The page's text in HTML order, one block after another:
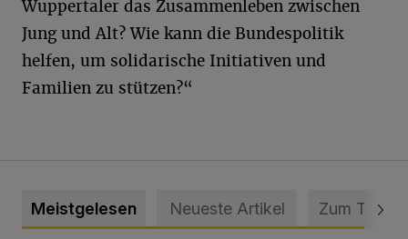
Wuppertaler das Zusammenleben zwischen
Jung und Alt? Wie kann die Bundespolitik
helfen, um solidarische Initiativen und
Familien zu stützen?“
Meistgelesen Neueste Artikel Zum Thema